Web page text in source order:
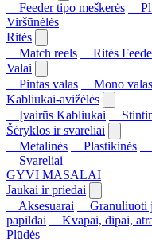
Feeder tipo meškerės
Viršūnėlės
Ritės
Match reels
Ritės
Valai
Pintas valas
Mono valas
Kabliukai-avižėlės
Įvairūs Kabliukai
Šėryklos ir svareliai
Metalinės
Plastikinės
Svareliai
GYVI MASALAI
Jaukai ir priedai
Aksesuarai
Granuliuoti
papildai
Kvapai, dipai,
Plūdės